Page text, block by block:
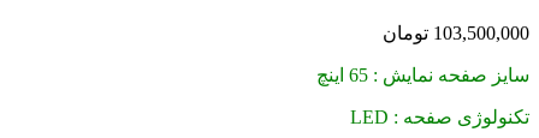
103,500,000 تومان
سایز صفحه نمایش : 65 اینچ
تکنولوژی صفحه : LED